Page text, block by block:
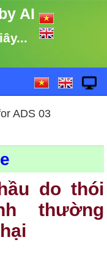
AI
ADS 03
do thói
thường